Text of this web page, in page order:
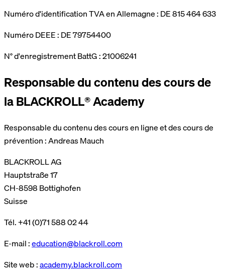
Numéro d'identification TVA en Allemagne : DE 815 464 633
Numéro DEEE : DE 79754400
N° d'enregistrement BattG : 21006241
Responsable du contenu des cours de
la BLACKROLL® Academy
Responsable du contenu des cours en ligne et des cours de
prévention : Andreas Mauch
BLACKROLL AG
Hauptstraße 17
CH-8598 Bottighofen
Suisse
Tél. +41 (0)71 588 02 44
E-mail :education@blackroll.com
Site web :academy.blackroll.com